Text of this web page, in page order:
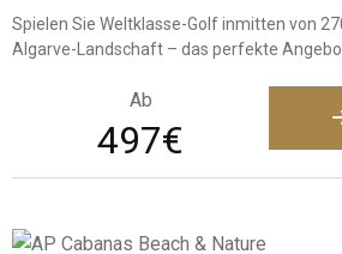
Spielen Sie Weltklasse-Golf inmitten von
Algarve-Landschaft – das perfekte
Ab
497€